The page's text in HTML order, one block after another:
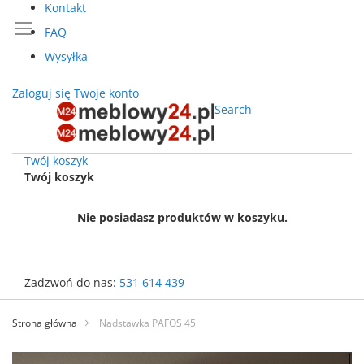
Kontakt
FAQ
Wysyłka
Zaloguj się Twoje konto
Search
Twój koszyk
Twój koszyk
Nie posiadasz produktów w koszyku.
Zadzwoń do nas: 531 614 439
Przejdź
treści
Strona główna Nadstawka PAFOS 45